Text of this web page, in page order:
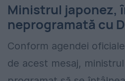
Ministrul japonez,
neprogramată cu
Conform agendei
de acest mesaj,